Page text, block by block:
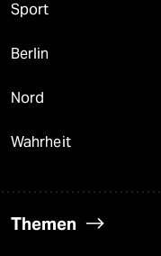
Sport
Berlin
Nord
Wahrheit
Themen